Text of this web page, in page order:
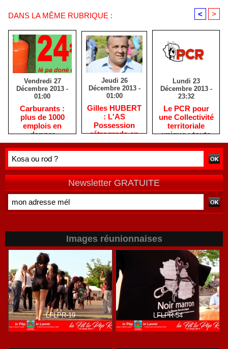
DANS LA MÊME RUBRIQUE : < >
Vendredi 27
Décembre 2013 -
01:00
Carburants :
plus de 1000
emplois en
danger
Jeudi 26
Décembre 2013 -
01:00
Gilles HUBERT
: L'AS
Possession
rétrograde en
deuxième
division
Lundi 23
Décembre 2013 -
23:32
Le PCR pour
une Collectivité
territoriale
unique : toute
autre prise de
position ne peut
qu'individuelle
Newsletter GRATUITE
Images réunionnaises
LFLPR-19 LFLPR-54